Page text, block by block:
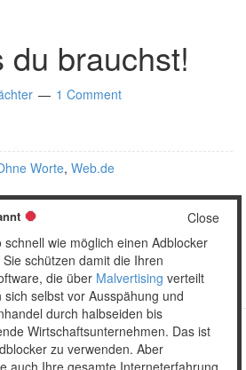
du brauchst!
1 Comment
Worte, Web.de
Weiter »
2026 Unser täglich Spam.
Close
schnell wie möglich einen Adblocker
schützen damit die Ihren
die über Malvertising verteilt
selbst vor Ausspähung und
durch halbseiden bis
Wirtschaftsunternehmen. Das ist
zu verwenden. Aber
auch Ihre gesamte Interneterfahrung